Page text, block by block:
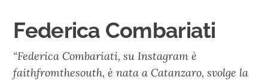
Federica Combariati
“Federica Combariati, su Instagram è
faithfromthesouth, è nata a Catanzaro, svolge la